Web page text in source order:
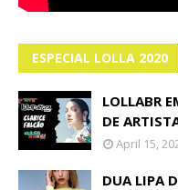
ESPECIAL LOLLA 2020
LOLLABR
DE
April 15,
DUA LIPA